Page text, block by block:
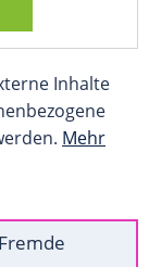
Inhalte
Mehr